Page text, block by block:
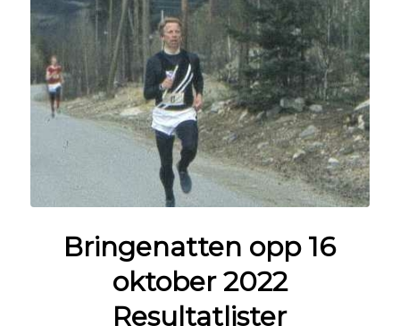
Bringenatten opp 16
oktober 2022
Resultatlister